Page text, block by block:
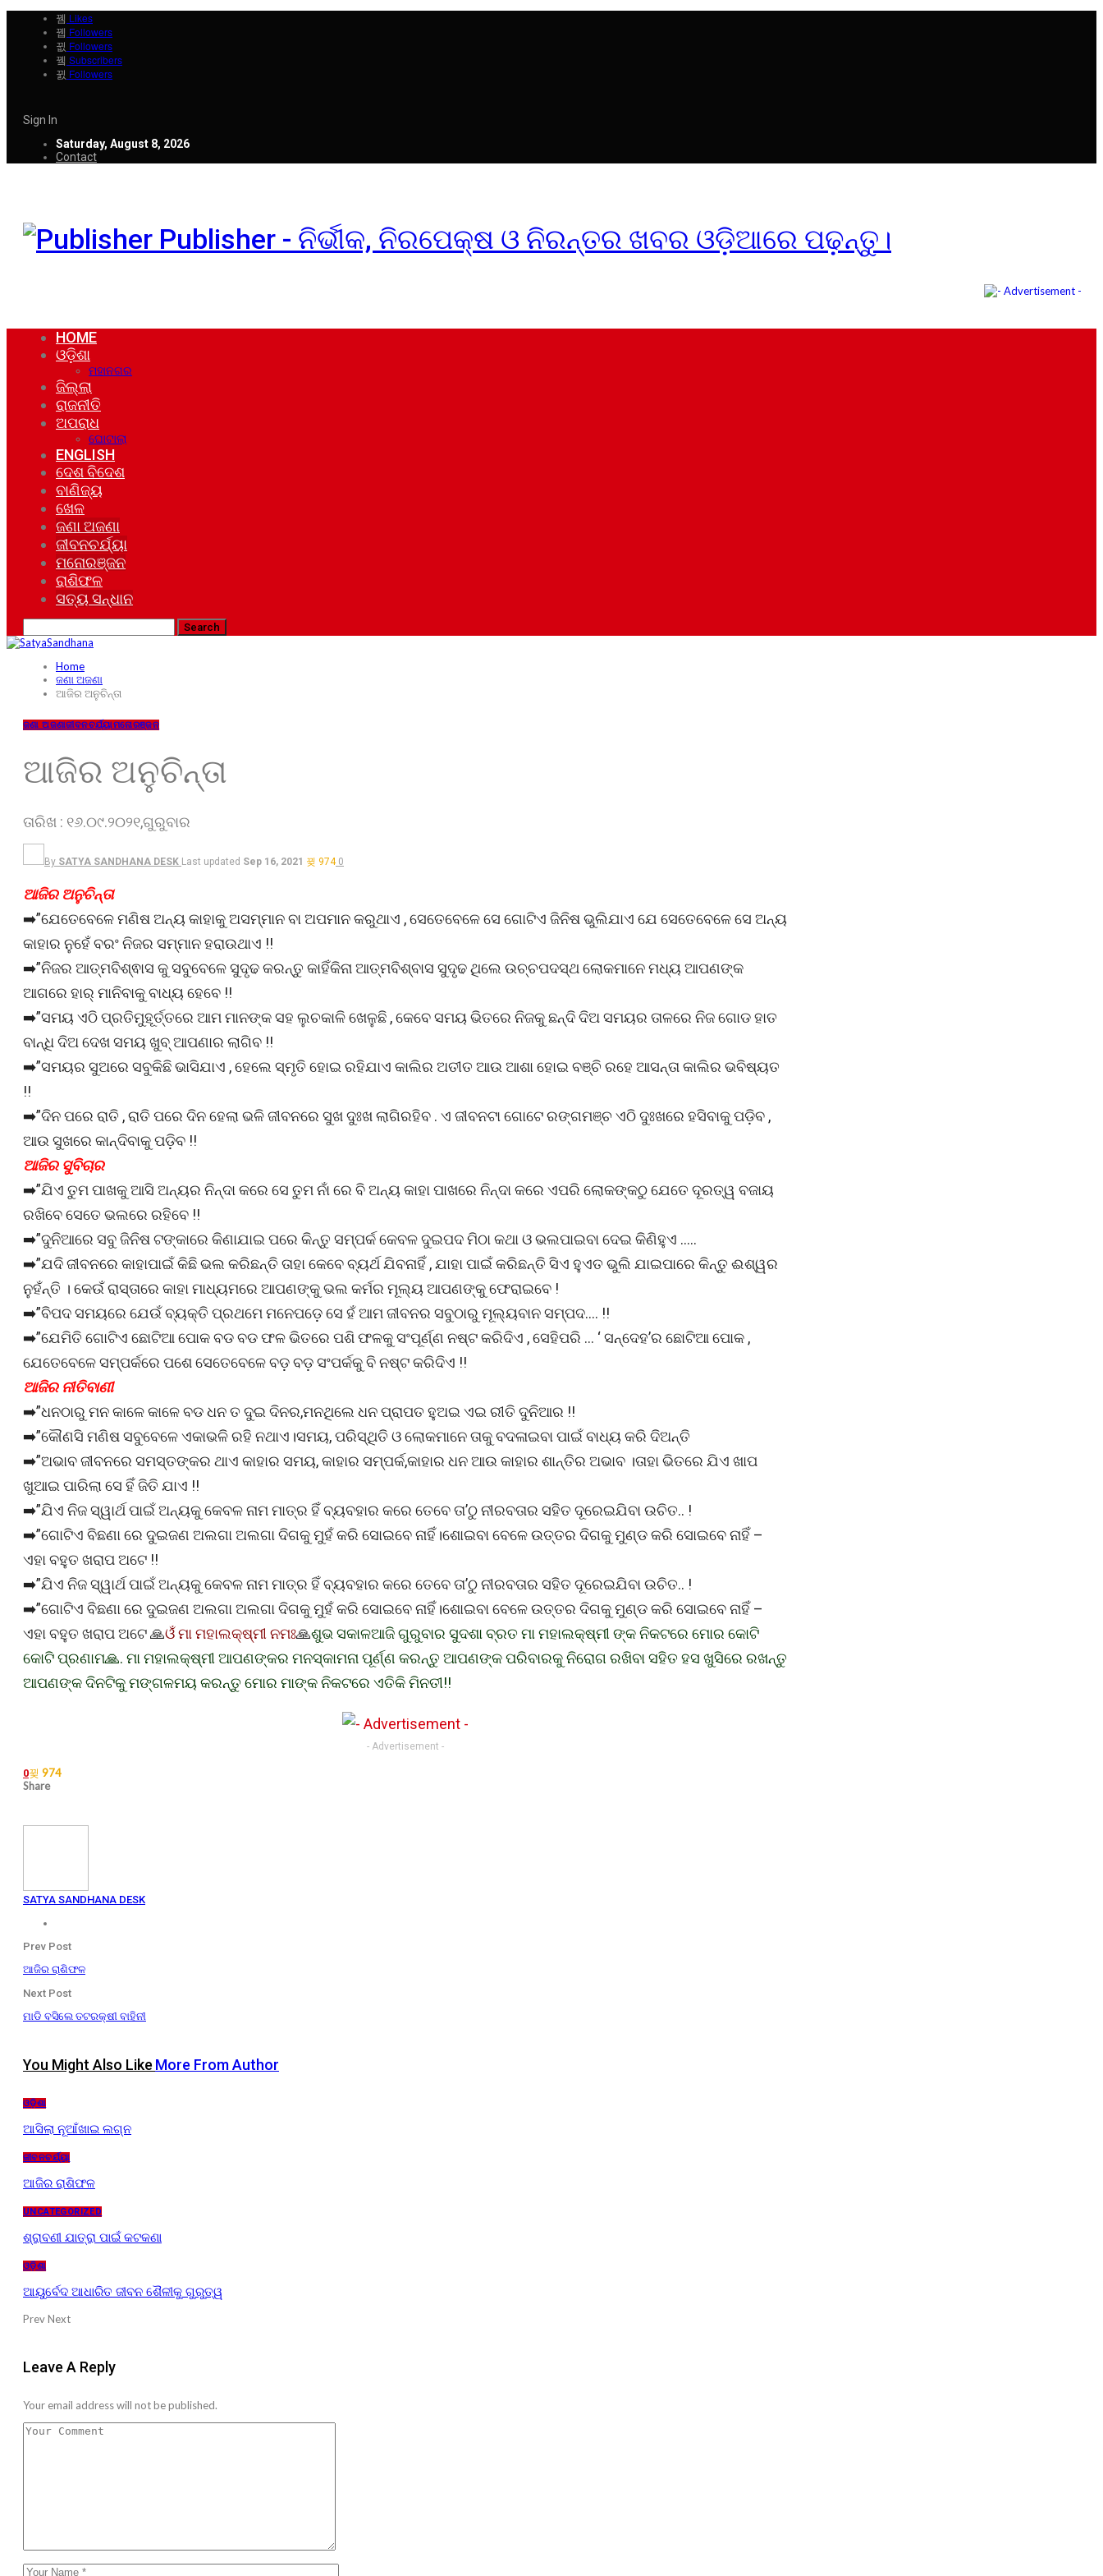
Likes
Followers
Followers
Subscribers
Followers
Sign In
Saturday, August 8, 2026
Contact
Publisher - ନିର୍ଭୀକ, ନିରପେକ୍ଷ ଓ ନିରନ୍ତର ଖବର ଓଡ଼ିଆରେ ପଢ଼ନ୍ତୁ।
HOME
ଓଡ଼ିଶା
ମହାନଗର
ଜିଲ୍ଲା
ରାଜନୀତି
ଅପରାଧ
ଘୋଟାଲା
ENGLISH
ଦେଶ ବିଦେଶ
ବାଣିଜ୍ୟ
ଖେଳ
ଜଣା ଅଜଣା
ଜୀବନଚର୍ଯ୍ୟା
ମନୋରଞ୍ଜନ
ରାଶିଫଳ
ସତ୍ୟ ସନ୍ଧାନ
Home
ଜଣା ଅଜଣା
ଆଜିର ଅନୁଚିନ୍ତା
ଜଣା ଅଜଣାଜୀବନଚର୍ଯ୍ୟାମନୋରଞ୍ଜନ
ଆଜିର ଅନୁଚିନ୍ତା
ତାରିଖ : ୧୬.୦୯.୨୦୨୧,ଗୁରୁବାର
By SATYA SANDHANA DESK Last updated Sep 16, 2021 9740
ଆଜିର ଅନୁଚିନ୍ତା
➡️”ଯେତେବେଳେ ମଣିଷ ଅନ୍ୟ କାହାକୁ ଅସମ୍ମାନ ବା ଅପମାନ କରୁଥାଏ , ସେତେବେଳେ ସେ ଗୋଟିଏ ଜିନିଷ ଭୁଲିଯାଏ ଯେ ସେତେବେଳେ ସେ ଅନ୍ୟ
କାହାର ନୁହେଁ ବରଂ ନିଜର ସମ୍ମାନ ହରାଉଥାଏ !!
➡️”ନିଜର ଆତ୍ମବିଶ୍ଵାସ କୁ ସବୁବେଳେ ସୁଦୃଢ କରନ୍ତୁ କାହିଁକିନା ଆତ୍ମବିଶ୍ବାସ ସୁଦୃଢ ଥିଲେ ଉଚ୍ଚପଦସ୍ଥ ଲୋକମାନେ ମଧ୍ୟ ଆପଣଙ୍କ
ଆଗରେ ହାର୍ ମାନିବାକୁ ବାଧ୍ୟ ହେବେ !!
➡️”ସମୟ ଏଠି ପ୍ରତିମୁହୂର୍ତ୍ତରେ ଆମ ମାନଙ୍କ ସହ ଲୁଚକାଳି ଖେଳୁଛି , କେବେ ସମୟ ଭିତରେ ନିଜକୁ ଛନ୍ଦି ଦିଅ ସମୟର ତାଳରେ ନିଜ ଗୋଡ ହାତ
ବାନ୍ଧି ଦିଅ ଦେଖ ସମୟ ଖୁବ୍‌ ଆପଣାର ଲାଗିବ !!
➡️”ସମୟର ସୁଅରେ ସବୁକିଛି ଭାସିଯାଏ , ହେଲେ ସ୍ମୃତି ହୋଇ ରହିଯାଏ କାଲିର ଅତୀତ ଆଉ ଆଶା ହୋଇ ବଞ୍ଚି ରହେ ଆସନ୍ତା କାଲିର ଭବିଷ୍ୟତ
!!
➡️”ଦିନ ପରେ ରାତି , ରାତି ପରେ ଦିନ ହେଲା ଭଳି ଜୀବନରେ ସୁଖ ଦୁଃଖ ଲାଗିରହିବ . ଏ ଜୀବନଟା ଗୋଟେ ରଙ୍ଗମଞ୍ଚ ଏଠି ଦୁଃଖରେ ହସିବାକୁ ପଡ଼ିବ ,
ଆଉ ସୁଖରେ କାନ୍ଦିବାକୁ ପଡ଼ିବ !!
ଆଜିର ସୁବିଚାର
➡️”ଯିଏ ତୁମ ପାଖକୁ ଆସି ଅନ୍ୟର ନିନ୍ଦା କରେ ସେ ତୁମ ନାଁ ରେ ବି ଅନ୍ୟ କାହା ପାଖରେ ନିନ୍ଦା କରେ ଏପରି ଲୋକଙ୍କଠୁ ଯେତେ ଦୂରତ୍ୱ ବଜାୟ
ରଖିବେ ସେତେ ଭଲରେ ରହିବେ !!
➡️”ଦୁନିଆରେ ସବୁ ଜିନିଷ ଟଙ୍କାରେ କିଣାଯାଇ ପରେ କିନ୍ତୁ ସମ୍ପର୍କ କେବଳ ଦୁଇପଦ ମିଠା କଥା ଓ ଭଲପାଇବା ଦେଇ କିଣିହୁଏ …..
➡️”ଯଦି ଜୀବନରେ କାହାପାଇଁ କିଛି ଭଲ କରିଛନ୍ତି ତାହା କେବେ ବ୍ୟର୍ଥ ଯିବନାହିଁ , ଯାହା ପାଇଁ କରିଛନ୍ତି ସିଏ ହୁଏତ ଭୁଲି ଯାଇପାରେ କିନ୍ତୁ ଈଶ୍ୱର
ନୁହଁନ୍ତି । କେଉଁ ରାସ୍ତାରେ କାହା ମାଧ୍ୟମରେ ଆପଣଙ୍କୁ ଭଲ କର୍ମର ମୂଲ୍ୟ ଆପଣଙ୍କୁ ଫେରାଇବେ !
➡️”ବିପଦ ସମୟରେ ଯେଉଁ ବ୍ୟକ୍ତି ପ୍ରଥମେ ମନେପଡ଼େ ସେ ହଁ ଆମ ଜୀବନର ସବୁଠାରୁ ମୂଲ୍ୟବାନ ସମ୍ପଦ…. !!
➡️”ଯେମିତି ଗୋଟିଏ ଛୋଟିଆ ପୋକ ବଡ ବଡ ଫଳ ଭିତରେ ପଶି ଫଳକୁ ସଂପୂର୍ଣ୍ଣ ନଷ୍ଟ କରିଦିଏ , ସେହିପରି … ‘ ସନ୍ଦେହ’ର ଛୋଟିଆ ପୋକ ,
ଯେତେବେଳେ ସମ୍ପର୍କରେ ପଶେ ସେତେବେଳେ ବଡ଼ ବଡ଼ ସଂପର୍କକୁ ବି ନଷ୍ଟ କରିଦିଏ !!
ଆଜିର ନୀତିବାଣୀ
➡️”ଧନଠାରୁ ମନ କାଳେ କାଳେ ବଡ ଧନ ତ ଦୁଇ ଦିନର,ମନଥିଲେ ଧନ ପ୍ରାପତ ହୁଅଇ ଏଇ ରୀତି ଦୁନିଆର !!
➡️”କୌଣସି ମଣିଷ ସବୁବେଳେ ଏକାଭଳି ରହି ନଥାଏ।ସମୟ, ପରିସ୍ଥିତି ଓ ଲୋକମାନେ ତାକୁ ବଦଳାଇବା ପାଇଁ ବାଧ୍ୟ କରି ଦିଅନ୍ତି
➡️”ଅଭାବ ଜୀବନରେ ସମସ୍ତଙ୍କର ଥାଏ କାହାର ସମୟ, କାହାର ସମ୍ପର୍କ,କାହାର ଧନ ଆଉ କାହାର ଶାନ୍ତିର ଅଭାବ ।ତାହା ଭିତରେ ଯିଏ ଖାପ
ଖୁଆଇ ପାରିଲା ସେ ହିଁ ଜିତି ଯାଏ !!
➡️”ଯିଏ ନିଜ ସ୍ୱାର୍ଥ ପାଇଁ ଅନ୍ୟକୁ କେବଳ ନାମ ମାତ୍ର ହିଁ ବ୍ୟବହାର କରେ ତେବେ ତା’ଠୁ ନୀରବତାର ସହିତ ଦୂରେଇଯିବା ଉଚିତ.. !
➡️”ଗୋଟିଏ ବିଛଣା ରେ ଦୁଇଜଣ ଅଲଗା ଅଲଗା ଦିଗକୁ ମୁହଁ କରି ସୋଇବେ ନାହିଁ।ଶୋଇବା ବେଳେ ଉତ୍ତର ଦିଗକୁ ମୁଣ୍ଡ କରି ସୋଇବେ ନାହିଁ –
ଏହା ବହୁତ ଖରାପ ଅଟେ !!
➡️”ଯିଏ ନିଜ ସ୍ୱାର୍ଥ ପାଇଁ ଅନ୍ୟକୁ କେବଳ ନାମ ମାତ୍ର ହିଁ ବ୍ୟବହାର କରେ ତେବେ ତା’ଠୁ ନୀରବତାର ସହିତ ଦୂରେଇଯିବା ଉଚିତ.. !
➡️”ଗୋଟିଏ ବିଛଣା ରେ ଦୁଇଜଣ ଅଲଗା ଅଲଗା ଦିଗକୁ ମୁହଁ କରି ସୋଇବେ ନାହିଁ।ଶୋଇବା ବେଳେ ଉତ୍ତର ଦିଗକୁ ମୁଣ୍ଡ କରି ସୋଇବେ ନାହିଁ –
ଏହା ବହୁତ ଖରାପ ଅଟେ 🙏ଓଁ ମା ମହାଲକ୍ଷ୍ମୀ ନମଃ🙏ଶୁଭ ସକାଳଆଜି ଗୁରୁବାର ସୁଦଶା ବ୍ରତ ମା ମହାଲକ୍ଷ୍ମୀ ଙ୍କ ନିକଟରେ ମୋର କୋଟି
କୋଟି ପ୍ରଣାମ🙏. ମା ମହାଲକ୍ଷ୍ମୀ ଆପଣଙ୍କର ମନସ୍କାମନା ପୂର୍ଣ୍ଣ କରନ୍ତୁ ଆପଣଙ୍କ ପରିବାରକୁ ନିରୋଗ ରଖିବା ସହିତ ହସ ଖୁସିରେ ରଖନ୍ତୁ
ଆପଣଙ୍କ ଦିନଟିକୁ ମଙ୍ଗଳମୟ କରନ୍ତୁ ମୋର ମାଙ୍କ ନିକଟରେ ଏତିକି ମିନତୀ!!
- Advertisement -
0
974
Share
SATYA SANDHANA DESK
Prev Post
ଆଜିର ରାଶିଫଳ
Next Post
ମାଡି ବସିଲେ ତଟରକ୍ଷୀ ବାହିନୀ
You Might Also Like More From Author
ଓଡ଼ିଶା
ଆସିଲା ନୂଆଁଖାଇ ଲଗ୍ନ
ଜୀବନଚର୍ଯ୍ୟା
ଆଜିର ରାଶିଫଳ
UNCATEGORIZED
ଶ୍ରାବଣୀ ଯାତ୍ରା ପାଇଁ କଟକଣା
ଓଡ଼ିଶା
ଆୟୁର୍ବେଦ ଆଧାରିତ ଜୀବନ ଶୈଳୀକୁ ଗୁରୁତ୍ୱ
PrevNext
Leave A Reply
Your email address will not be published.